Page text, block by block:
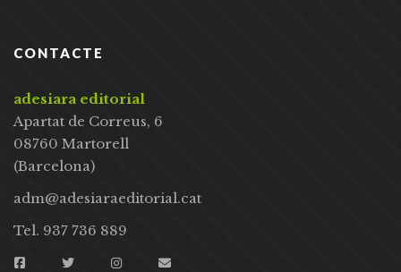
CONTACTE
adesiara editorial
Apartat de Correus, 6
08760 Martorell
(Barcelona)
adm@adesiaraeditorial.cat
Tel. 937 736 889